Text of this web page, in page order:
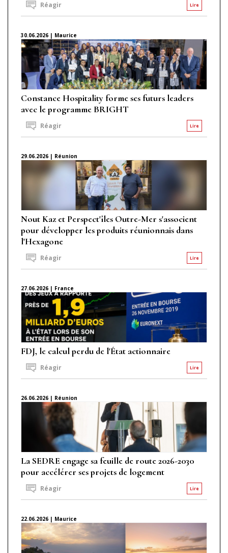
Lire
Réagir
30.06.2026 | Maurice
Constance Hospitality forme ses futurs leaders
avec le programme BRIGHT
Lire
Réagir
29.06.2026 | Réunion
Nout Kaz et Perspect'îles Outre-Mer s'associent
pour développer les produits réunionnais dans
l'Hexagone
Lire
Réagir
27.06.2026 | France
FDJ, le calcul perdu de l'État actionnaire
Lire
Réagir
26.06.2026 | Réunion
La SEDRE engage sa feuille de route 2026-2030
pour accélérer ses projets de logement
Lire
Réagir
22.06.2026 | Maurice